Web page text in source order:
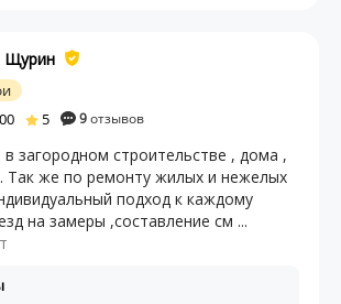
Щурин
5 9отзывов
загородном строительстве , дома ,
Так же по ремонту жилых и нежелых
подход к каждому
на замеры ,составление см ...